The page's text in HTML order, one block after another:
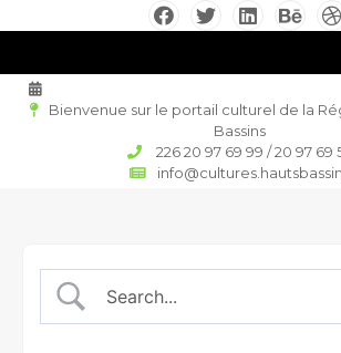
culture régionale
Bienvenue sur le portail culturel de la
Bassins
226 20 97 69 99 / 20 97 69